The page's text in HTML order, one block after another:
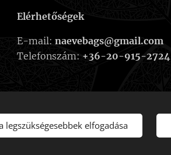
Elérhetőségek
E-mail:naevebags@gmail.com
Telefonszám: +36-20-915-2724
legszükségesebbek elfogadása